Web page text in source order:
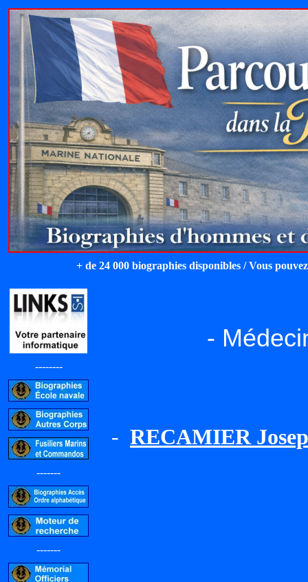
+ de 24 000 biographies disponibles / Vous
--------
-------
-------
-
- RECAMIER